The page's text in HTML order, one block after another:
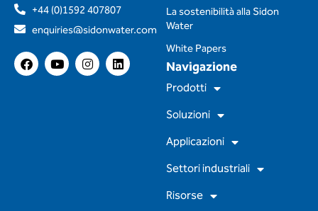
+44 (0)1592 407807
enquiries@sidonwater.com
F
a
Y
o
I
n
L
i
Navigazione
Prodotti
Soluzioni
Applicazioni
Settori industriali
Risorse
La sostenibilità alla Sidon
Water
White Papers